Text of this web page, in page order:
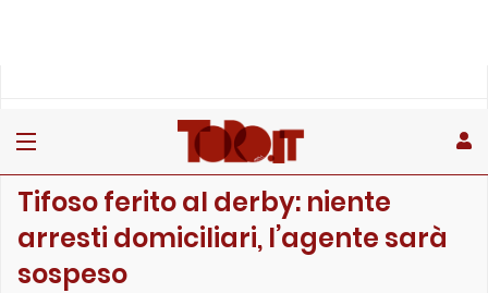
Tifoso ferito al derby: niente
arresti domiciliari, l’agente sarà
sospeso